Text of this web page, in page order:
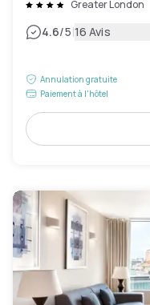
Greater London
4.6/5|16 Avis
Annulation gratuite
Paiement à l'hôtel